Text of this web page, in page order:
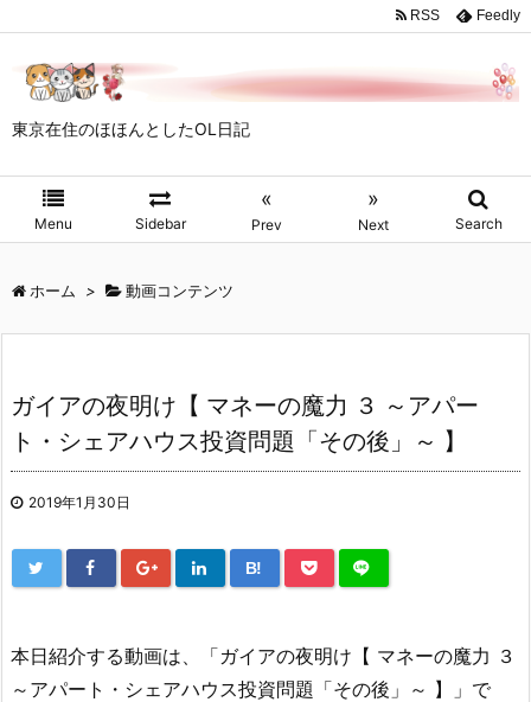
東京在住のほほんとしたOL日記
Menu Sidebar
«
Prev
»
Next Search
RSS Feedly
ホーム > 動画コンテンツ
ガイアの夜明け【 マネーの魔力 ３ ～アパー
ト・シェアハウス投資問題「その後」～ 】
2019年1月30日
B!
本日紹介する動画は、「ガイアの夜明け【 マネーの魔力 ３
～アパート・シェアハウス投資問題「その後」～ 】」で